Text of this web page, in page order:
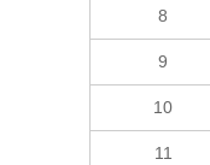
8
9
10
11